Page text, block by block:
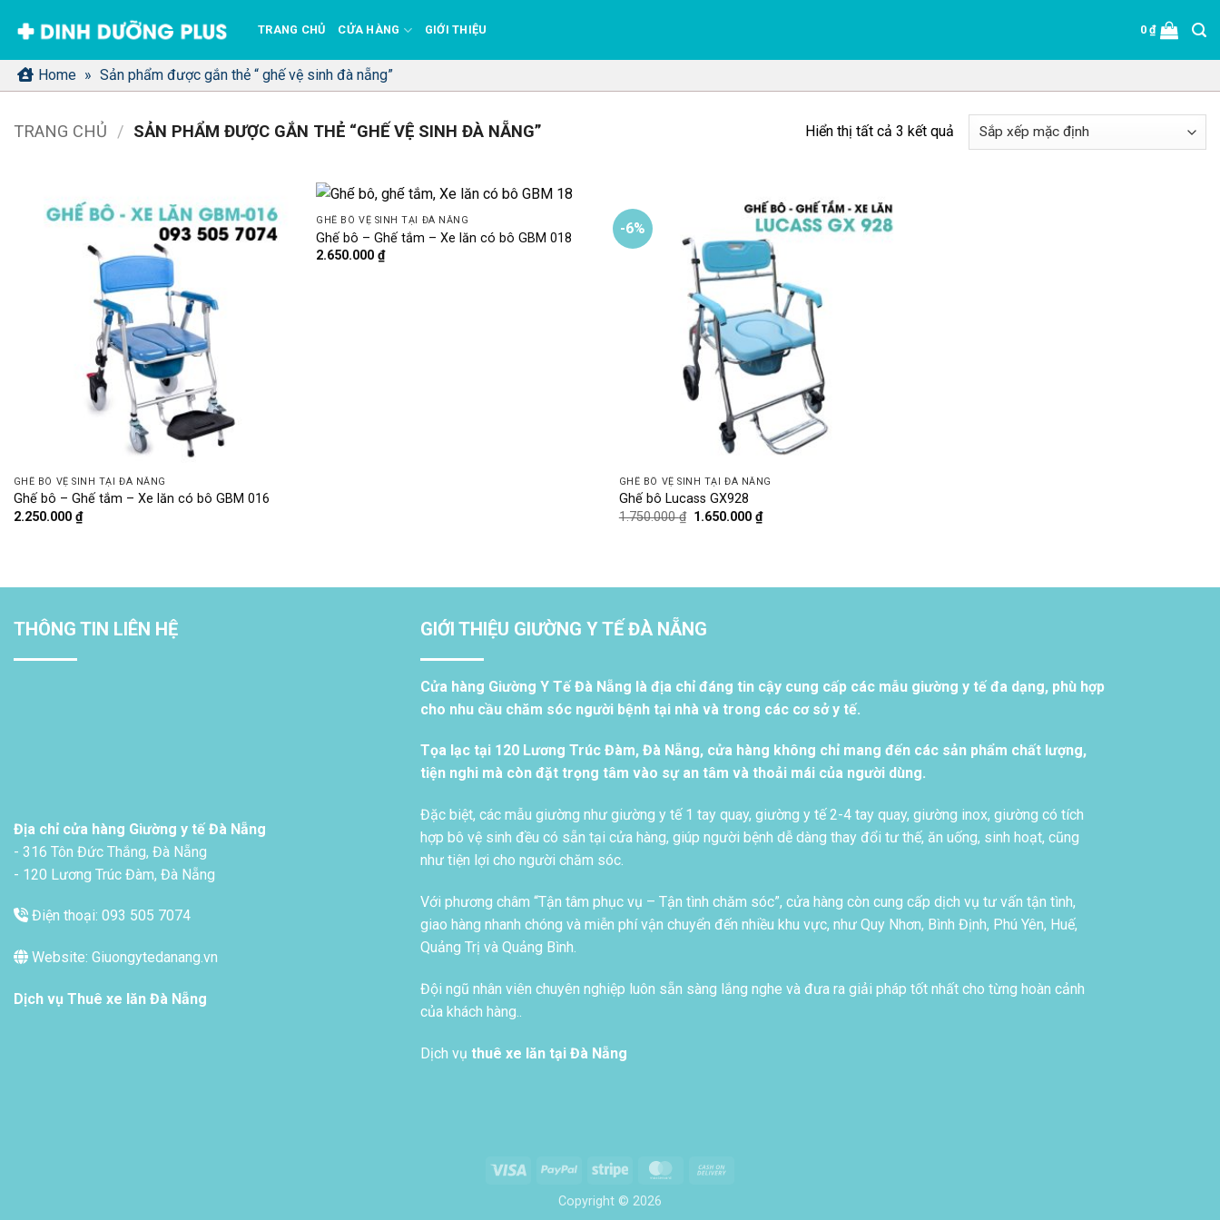
qua
nội
dung
TRANG CHỦ CỬA HÀNG GIỚI THIỆU 0₫
Home » Sản phẩm được gắn thẻ “ ghế vệ sinh đà nẵng”
TRANG CHỦ / SẢN PHẨM ĐƯỢC GẮN THẺ “GHẾ VỆ SINH ĐÀ NẴNG” Hiển thị tất cả 3 kết quả
GHẾ BÔ VỆ SINH TẠI ĐÀ NẴNG
Ghế bô – Ghế tắm – Xe lăn có bô GBM 016
2.250.000 ₫
GHẾ BÔ VỆ SINH TẠI ĐÀ NẴNG
Ghế bô – Ghế tắm – Xe lăn có bô GBM 018
2.650.000₫
-6%
GHẾ BÔ VỆ SINH TẠI ĐÀ NẴNG
Ghế bô Lucass GX928
1.750.000₫ Giá
1.650.000₫Giá
hiện
THÔNG TIN LIÊN HỆ
Địa chỉ cửa hàng Giường y tế Đà Nẵng
- 316 Tôn Đức Thắng, Đà Nẵng
- 120 Lương Trúc Đàm, Đà Nẵng
Điện thoại: 093 505 7074
Website: Giuongytedanang.vn
Dịch vụ Thuê xe lăn Đà Nẵng
GIỚI THIỆU GIƯỜNG Y TẾ ĐÀ NẴNG
Cửa hàng Giường Y Tế Đà Nẵng là địa chỉ đáng tin cậy cung cấp các mẫu giường y tế đa dạng, phù hợp
cho nhu cầu chăm sóc người bệnh tại nhà và trong các cơ sở y tế.
Tọa lạc tại 120 Lương Trúc Đàm, Đà Nẵng, cửa hàng không chỉ mang đến các sản phẩm chất lượng,
tiện nghi mà còn đặt trọng tâm vào sự an tâm và thoải mái của người dùng.
Đặc biệt, các mẫu giường như giường y tế 1 tay quay, giường y tế 2-4 tay quay, giường inox, giường có tích
hợp bô vệ sinh đều có sẵn tại cửa hàng, giúp người bệnh dễ dàng thay đổi tư thế, ăn uống, sinh hoạt, cũng
như tiện lợi cho người chăm sóc.
Với phương châm “Tận tâm phục vụ – Tận tình chăm sóc”, cửa hàng còn cung cấp dịch vụ tư vấn tận tình,
giao hàng nhanh chóng và miễn phí vận chuyển đến nhiều khu vực, như Quy Nhơn, Bình Định, Phú Yên, Huế,
Quảng Trị và Quảng Bình.
Đội ngũ nhân viên chuyên nghiệp luôn sẵn sàng lắng nghe và đưa ra giải pháp tốt nhất cho từng hoàn cảnh
của khách hàng..
Dịch vụ thuê xe lăn tại Đà Nẵng
Visa PayPal Stripe MasterCard
Copyright © 2026